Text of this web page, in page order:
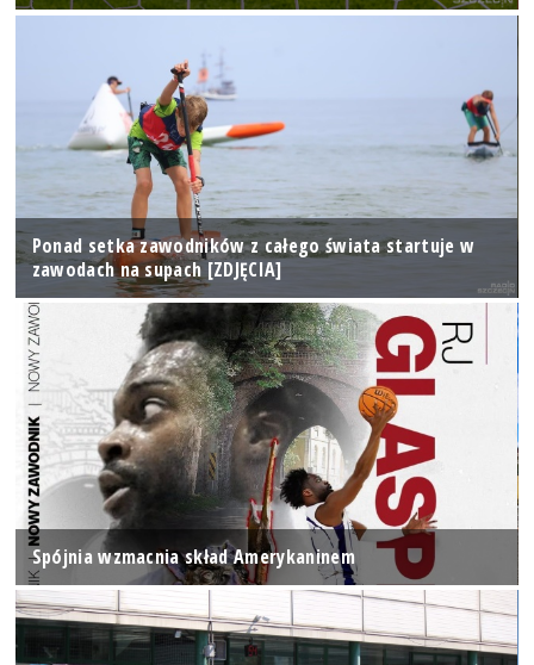
Ponad setka zawodników z całego świata startuje w
zawodach na supach [ZDJĘCIA]
Spójnia wzmacnia skład Amerykaninem